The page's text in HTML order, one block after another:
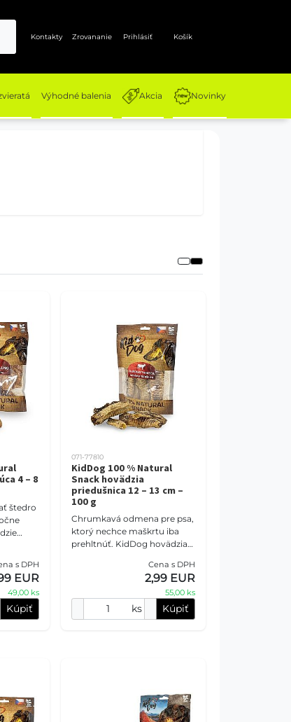
Kontakty Zrovananie Prihlásiť Košík
Výhodné balenia Akcia Novinky
4 – 8
štedro
s DPH
EUR
49,00 ks
Kúpiť
071-77810
KidDog 100 % Natural
Snack hovädzia
priedušnica 12 – 13 cm –
100 g
Chrumkavá odmena pre psa,
ktorý nechce maškrtu iba
prehltnúť. KidDog hovädzia
cm kúsky chrupavkovitého
tkaniva na poctivé
Cena s DPH
2,99 EUR
55,00 ks
ks Kúpiť